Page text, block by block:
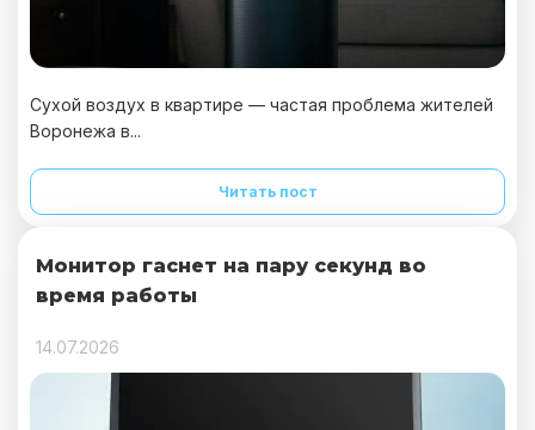
Сухой воздух в квартире — частая проблема жителей
Воронежа в...
Читать пост
Монитор гаснет на пару секунд во
время работы
14.07.2026